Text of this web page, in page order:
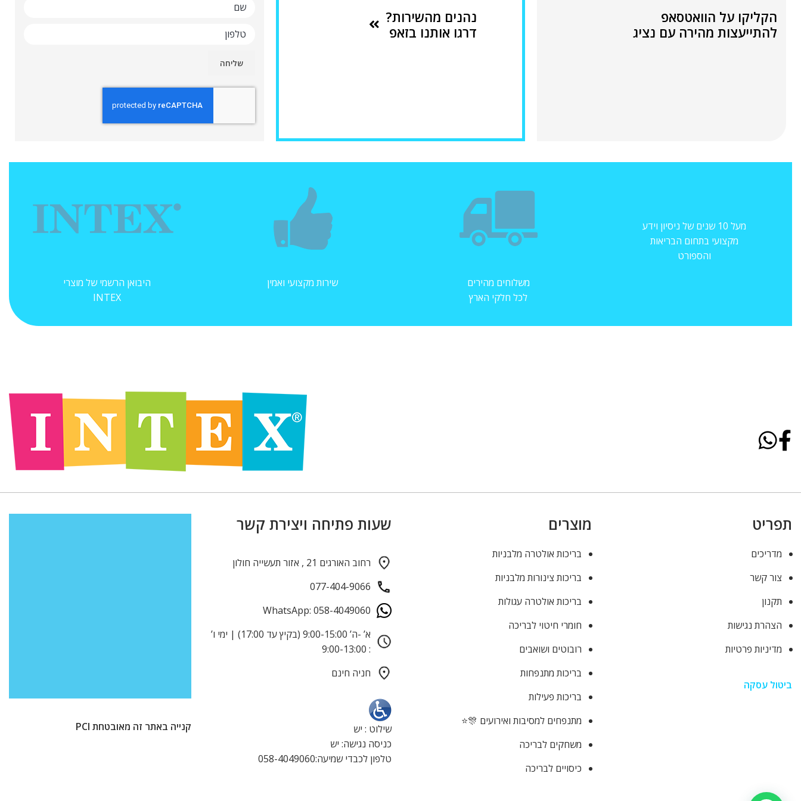
הקליקו על הוואטסאפ
להתייעצות מהירה עם נציג
נהנים מהשירות?
דרגו אותנו בזאפ
מעל 10 שנים של ניסיון וידע
מקצועי בתחום הבריאות
והספורט
משלוחים מהירים
לכל חלקי הארץ
שירות מקצועי ואמין
היבואן הרשמי של מוצרי
INTEX
תפריט
מדריכים
צור קשר
תקנון
הצהרת נגישות
מדיניות פרטיות
ביטול עסקה
מוצרים
בריכות אולטרה מלבניות
בריכות צינורות מלבניות
בריכות אולטרה עגולות
חומרי חיטוי לבריכה
רובוטים ושואבים
בריכות מתנפחות
בריכות פעילות
מתנפחים למסיבות ואירועים 🎊⭐
משחקים לבריכה
כיסויים לבריכה
שעות פתיחה ויצירת קשר
רחוב האורגים 21 , אזור תעשייה חולון
077-404-9066
WhatsApp: 058-4049060
א’ -ה’ 9:00-15:00 (בקיץ עד 17:00) | ימי ו’
: 9:00-13:00
חניה חינם
שילוט : יש
כניסה נגישה: יש
טלפון לכבדי שמיעה:058-4049060
קנייה באתר זה מאובטחת PCI